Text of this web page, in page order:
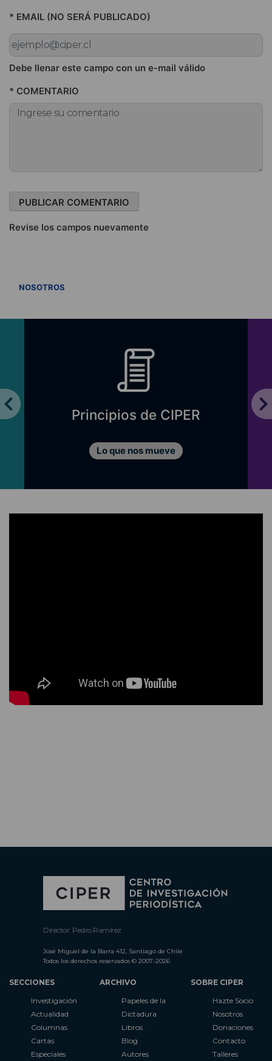
* EMAIL (NO SERÁ PUBLICADO)
Debe llenar este campo con un e-mail válido
* COMENTARIO
Revise los campos nuevamente
NOSOTROS
Principios de CIPER
Lo que nos mueve
Director: Pedro Ramírez
José Miguel de la Barra 412, Santiago de Chile
Todos los derechos reservados © 2007-2026
SECCIONES
Investigación
Actualidad
Columnas
Cartas
Especiales
ARCHIVO
Papeles de la
Dictadura
Libros
Blog
Autores
SOBRE CIPER
Hazte Socio
Nosotros
Donaciones
Contacto
Talleres